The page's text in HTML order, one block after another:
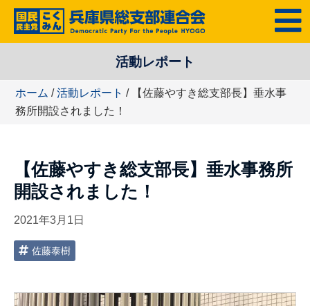
テ
ツ
MENU
活動レポート
ホーム /活動レポート / 【佐藤やすき総支部長】垂水事
務所開設されました！
【佐藤やすき総支部長】垂水事務所
開設されました！
2021年3月1日
佐藤泰樹